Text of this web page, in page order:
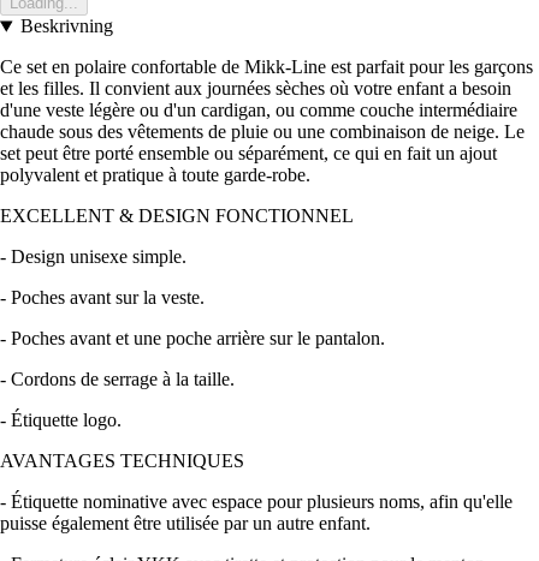
Beskrivning
Ce set en polaire confortable de Mikk-Line est parfait pour les garçons
et les filles. Il convient aux journées sèches où votre enfant a besoin
d'une veste légère ou d'un cardigan, ou comme couche intermédiaire
chaude sous des vêtements de pluie ou une combinaison de neige. Le
set peut être porté ensemble ou séparément, ce qui en fait un ajout
polyvalent et pratique à toute garde-robe.
EXCELLENT & DESIGN FONCTIONNEL
- Design unisexe simple.
- Poches avant sur la veste.
- Poches avant et une poche arrière sur le pantalon.
- Cordons de serrage à la taille.
- Étiquette logo.
AVANTAGES TECHNIQUES
- Étiquette nominative avec espace pour plusieurs noms, afin qu'elle
puisse également être utilisée par un autre enfant.